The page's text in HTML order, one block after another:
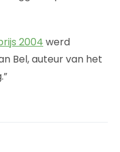
2004 werd
Bel, auteur van het